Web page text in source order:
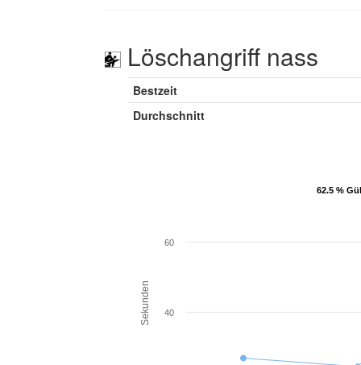
Löschangriff nass
Bestzeit
Durchschnitt
62.5 %
62.5 %
Sekunden 40
60